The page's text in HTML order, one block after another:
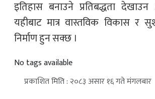
इतिहास बनाउने प्रतिबद्धता
यहीबाट मात्र वास्तविक विकास र
निर्माण हुन सक्छ ।
No tags available
प्रकाशित मिति : २०८३ असार १६ गते मंगलबार